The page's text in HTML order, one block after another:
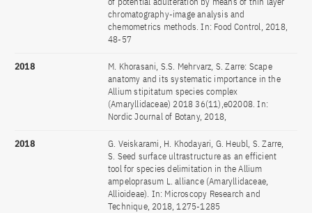
chromatography-image analysis and
chemometrics methods. In: Food Control, 2018,
48-57
2018
M. Khorasani, S.S. Mehrvarz, S. Zarre: Scape
anatomy and its systematic importance in the
Allium stipitatum species complex
(Amaryllidaceae) 2018 36(11),e02008. In:
Nordic Journal of Botany, 2018,
2018
G. Veiskarami, H. Khodayari, G. Heubl, S. Zarre,
S. Seed surface ultrastructure as an efficient
tool for species delimitation in the Allium
ampeloprasum L. alliance (Amaryllidaceae,
Allioideae). In: Microscopy Research and
Technique, 2018, 1275-1285